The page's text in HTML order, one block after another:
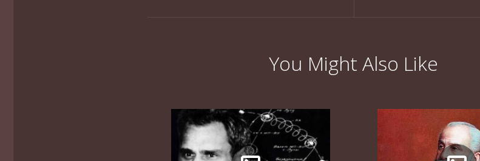
You Might Also Like